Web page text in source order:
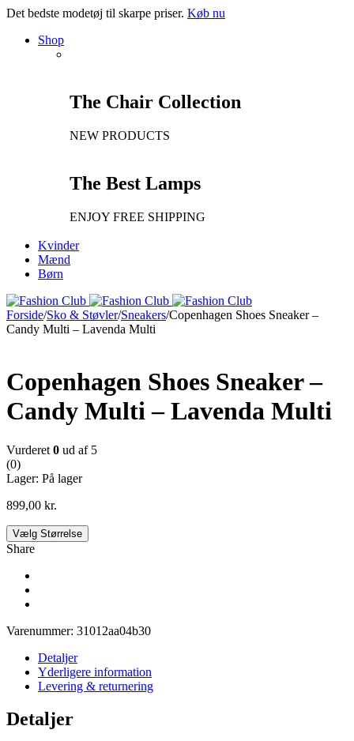
Det bedste modetøj til skarpe priser. Køb nu
Shop
The Chair Collection
NEW PRODUCTS
The Best Lamps
ENJOY FREE SHIPPING
Kvinder
Mænd
Børn
Forside/Sko & Støvler/Sneakers/Copenhagen Shoes Sneaker –
Candy Multi – Lavenda Multi
Copenhagen Shoes Sneaker –
Candy Multi – Lavenda Multi
Vurderet 0 ud af 5
(0)
Lager: På lager
899,00 kr.
Vælg Størrelse
Share
Varenummer: 31012aa04b30
Detaljer
Yderligere information
Levering & returnering
Detaljer